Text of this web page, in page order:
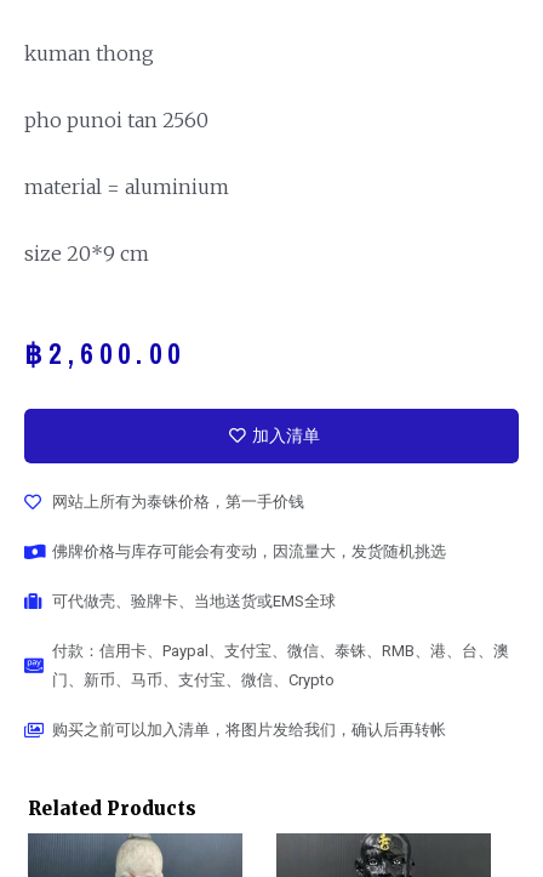
kuman thong
pho punoi tan 2560
material = aluminium
size 20*9 cm
฿ 2,600.00
加入清单
网站上所有为泰铢价格，第一手价钱
佛牌价格与库存可能会有变动，因流量大，发货随机挑选
可代做壳、验牌卡、当地送货或EMS全球
付款：信用卡、Paypal、支付宝、微信、泰铢、RMB、港、台、澳
门、新币、马币、支付宝、微信、Crypto
购买之前可以加入清单，将图片发给我们，确认后再转帐
Related Products